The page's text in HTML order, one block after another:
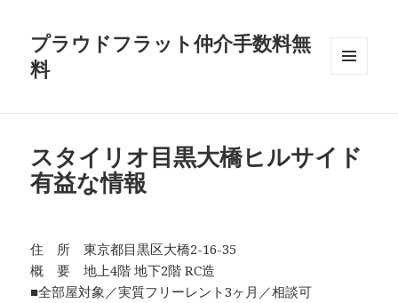
プラウドフラット仲介手数料無
料
スタイリオ目黒大橋ヒルサイド
有益な情報
住 所 東京都目黒区大橋2-16-35
概 要 地上4階 地下2階 RC造
■全部屋対象／実質フリーレント3ヶ月／相談可